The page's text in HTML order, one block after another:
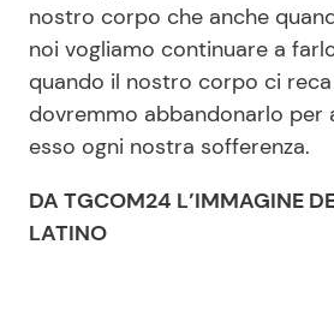
nostro corpo che anche
noi vogliamo continuare a
quando il nostro corpo ci
dovremmo abbandonarlo per
esso ogni nostra sofferenza.
DA TGCOM24 L’IMMAGINE
LATINO